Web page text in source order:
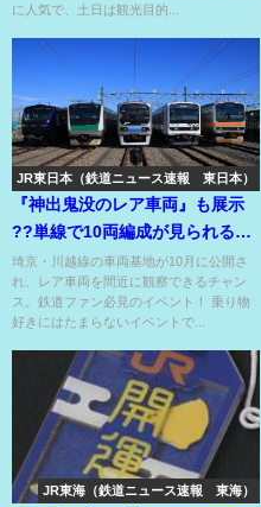
に人気で、土日は観光目的...
JR東日本（鉄道ニュース速報 東日本）
『神出鬼没のレア車両』も展示
??単線で10両編成が見られるあ
の路線の車両基地が公開⁇
埼京・川越線の車両基地が10月に公開さ
れ、レア車両を間近に観察できるチャン
ス。鉄道ファン必見のイベント！ 乗り物
好きにはたまらないイベントで...
JR東海（鉄道ニュース速報 東海）